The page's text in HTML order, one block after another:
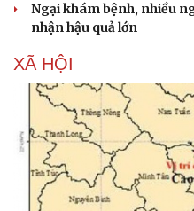
Sức khỏe
Ngại khám bệnh, nhiều
nhận hậu quả lớn
XÃ HỘI